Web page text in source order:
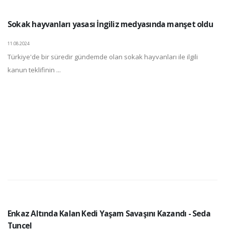
Sokak hayvanları yasası İngiliz medyasında manşet oldu
11.08.2024
Türkiye'de bir süredir gündemde olan sokak hayvanları ile ilgili
kanun teklifinin ...
Enkaz Altında Kalan Kedi Yaşam Savaşını Kazandı - Seda
Tuncel